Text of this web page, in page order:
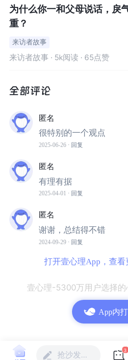
的孩子爱父母。
所以，父母那一代不太好改变，
父母，我们是影响我们的父母，
生活不和谐，在这样的环境里很压
样子的，那我们在外面一定是畏手
导致关系不好，也不会处关系，
一样的，同时，没有父母的关系
易知道什么是好的关系，除非我
全型的结婚家庭，最好的方法是
我们可以先调整自己的能量状态
他们带入到心理学得领域，他们
矛盾中或许也知道存在问题，就
一起学习心理学，学会更好沟通
环境自然一天比一天好。
首先我们得子身有力量去承接父
为什么你一和父母说话，戾
重？
来访者故事
来访者故事 · 5k阅读 · 65点赞
匿名
很特别的一个观点
2025-06-26 · 回复
匿名
有理有据
2025-04-01 · 回复
匿名
谢谢，总结得不错
2024-09-29 · 回复
打开壹心理App，查看
壹心理-5300万用户选择的
抢沙发…
3
App内